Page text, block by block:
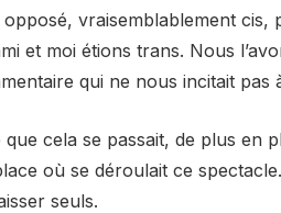
vraisemblablement cis,
et moi étions trans. Nous
qui ne nous incitait pas
cela se passait, de plus en
où se déroulait ce
seuls.